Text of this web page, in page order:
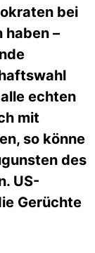
bei
haben –
echten
mit
so könne
des
US-
Gerüchte